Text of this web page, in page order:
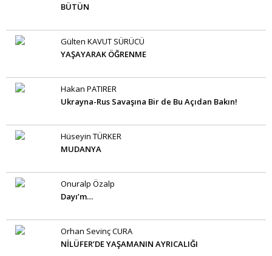
BÜTÜN
Gülten KAVUT SÜRÜCÜ
YAŞAYARAK ÖĞRENME
Hakan PATIRER
Ukrayna-Rus Savaşına Bir de Bu Açıdan Bakın!
Hüseyin TÜRKER
MUDANYA
Onuralp Özalp
Dayı’m…
Orhan Sevinç CURA
NİLÜFER’DE YAŞAMANIN AYRICALIĞI